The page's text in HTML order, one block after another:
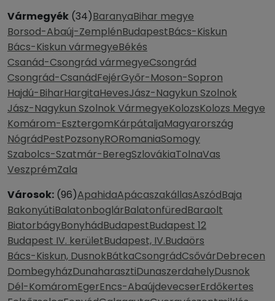
Vármegyék (34)BaranyaBihar megye
Borsod-Abaúj-ZemplénBudapestBács-Kiskun
Bács-Kiskun vármegyeBékés
Csanád-Csongrád vármegyeCsongrád
Csongrád-CsanádFejérGyőr-Moson-Sopron
Hajdú-BiharHargitaHevesJász-Nagykun Szolnok
Jász-Nagykun Szolnok VármegyeKolozsKolozs Megye
Komárom-EsztergomKárpátaljaMagyarország
NógrádPestPozsonyRORomaniaSomogy
Szabolcs-Szatmár-BeregSzlovákiaTolnaVas
VeszprémZala
Városok: (96)ApahidaApácaszakállasAszódBaja
BakonyútiBalatonboglárBalatonfüredBaraolt
BiatorbágyBonyhádBudapestBudapest 12
Budapest IV. kerületBudapest, IV.Budaörs
Bács-Kiskun, DusnokBátkaCsongrádCsővárDebrecen
DombegyházDunaharasztiDunaszerdahelyDusnok
Dél-KomáromEgerEncs-AbaújdevecserErdőkertes